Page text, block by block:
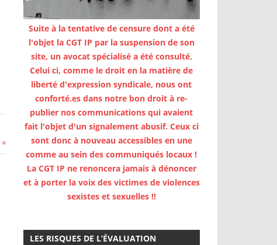
Suite à la tentative de censure dont a été
l'objet la CGT IP par la suspension de son
site, un avocat spécialisé a été consulté.
Celui ci, comme le droit en la matière de
liberté d'expression syndicale, nous ont
conforté.es dans notre bon droit à re-
publier nos communications qui avaient
fait l'objet d'un signalement abusif. Ceux ci
sont donc à nouveau accessibles en une
comme au sein des communiqués locaux !
La CGT IP ne renoncera jamais à dénoncer
et à porter la voix des victimes de violences
sexistes et sexuelles !!
LES RISQUES DE L’ÉVALUATION